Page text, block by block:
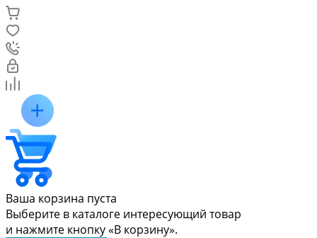
Ваша корзина пуста
Выберите в каталоге интересующий товар
и нажмите кнопку «В корзину».